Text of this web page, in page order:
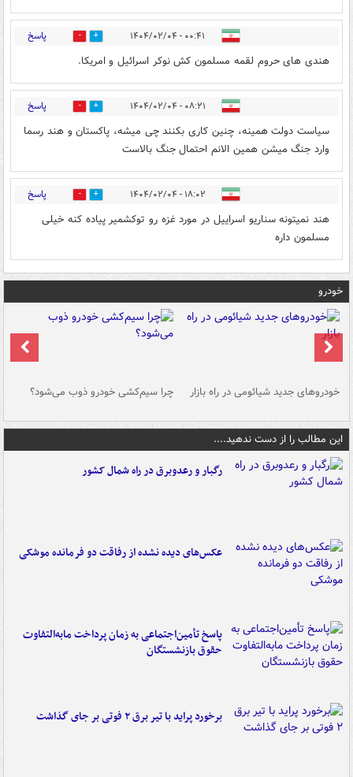
۰۰:۴۱ - ۱۴۰۴/۰۲/۰۴ 1 پاسخ
هندی های حروم لقمه مسلمون کش نوکر اسرائیل و امریکا.
۰۸:۲۱ - ۱۴۰۴/۰۲/۰۴ 0 پاسخ
سیاست دولت همینه، چنین کاری بکنند چی میشه، پاکستان و هند رسما
وارد جنگ میشن همین الانم احتمال جنگ بالاست
۱۸:۰۲ - ۱۴۰۴/۰۲/۰۴ 0 پاسخ
هند نمیتونه سناریو اسراییل در مورد غزه رو توکشمیر پیاده کنه خیلی
مسلمون داره
خودرو
خودروهای جدید شیائومی در راه بازار چرا سیم‌کشی خودرو ذوب می‌شود؟
این مطالب را از دست ندهید....
رگبار و رعدوبرق در راه شمال کشور
عکس‌های دیده نشده از رفاقت دو فرمانده‌ موشکی
پاسخ تأمین‌اجتماعی به زمان پرداخت مابه‌التفاوت
حقوق بازنشستگان
برخورد پراید با تیر برق ۲ فوتی بر جای گذاشت